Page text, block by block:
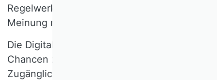
Regelwerken sollte sich dies unserer
Meinung nach wiederspiegeln.
Die Digitalisierung der Lehre bietet große
Chancen zur Verbesserung der Qualität und
Zugänglichkeit des Studiums. Beschleunigt